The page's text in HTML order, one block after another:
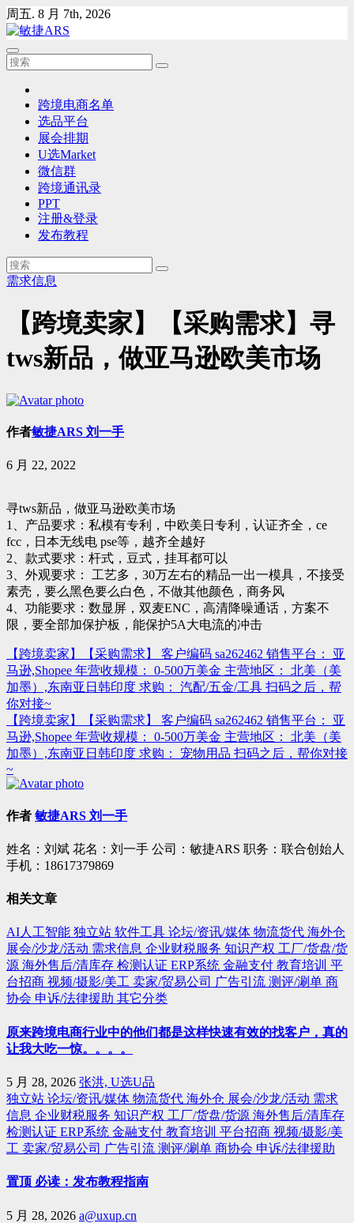
Skip
to
content
周五. 8 月 7th, 2026
跨境电商名单
选品平台
展会排期
U选Market
微信群
跨境通讯录
PPT
注册&登录
发布教程
需求信息
【跨境卖家】【采购需求】寻
tws新品，做亚马逊欧美市场
作者敏捷ARS 刘一手
6 月 22, 2022
寻tws新品，做亚马逊欧美市场
1、产品要求：私模有专利，中欧美日专利，认证齐全，ce
fcc，日本无线电 pse等，越齐全越好
2、款式要求：杆式，豆式，挂耳都可以
3、外观要求： 工艺多，30万左右的精品一出一模具，不接受
素壳，要么黑色要么白色，不做其他颜色，商务风
4、功能要求：数显屏，双麦ENC，高清降噪通话，方案不
限，要全部加保护板，能保护5A大电流的冲击
文
章
导
航
【跨境卖家】【采购需求】 客户编码 sa262462 销售平台： 亚
马逊,Shopee 年营收规模： 0-500万美金 主营地区： 北美（美
加墨）,东南亚日韩印度 求购： 汽配/五金/工具 扫码之后，帮
你对接~
【跨境卖家】【采购需求】 客户编码 sa262462 销售平台： 亚
马逊,Shopee 年营收规模： 0-500万美金 主营地区： 北美（美
加墨）,东南亚日韩印度 求购： 宠物用品 扫码之后，帮你对接
~
作者 敏捷ARS 刘一手
姓名：刘斌 花名：刘一手 公司：敏捷ARS 职务：联合创始人
手机：18617379869
相关文章
AI人工智能 独立站 软件工具 论坛/资讯/媒体 物流货代 海外仓
展会/沙龙/活动 需求信息 企业财税服务 知识产权 工厂/货盘/货
源 海外售后/清库存 检测认证 ERP系统 金融支付 教育培训 平
台招商 视频/摄影/美工 卖家/贸易公司 广告引流 测评/涮单 商
协会 申诉/法律援助 其它分类
原来跨境电商行业中的他们都是这样快速有效的找客户，真的
让我大吃一惊。。。。
5 月 28, 2026 张洪, U选U品
独立站 论坛/资讯/媒体 物流货代 海外仓 展会/沙龙/活动 需求
信息 企业财税服务 知识产权 工厂/货盘/货源 海外售后/清库存
检测认证 ERP系统 金融支付 教育培训 平台招商 视频/摄影/美
工 卖家/贸易公司 广告引流 测评/涮单 商协会 申诉/法律援助
置顶 必读：发布教程指南
5 月 28, 2026 a@uxup.cn